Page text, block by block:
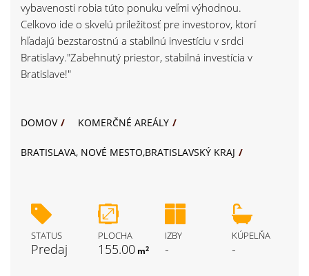
vybavenosti robia túto ponuku veľmi výhodnou.
Celkovo ide o skvelú príležitosť pre investorov, ktorí
hľadajú bezstarostnú a stabilnú investíciu v srdci
Bratislavy."Zabehnutý priestor, stabilná investícia v
Bratislave!"
DOMOV KOMERČNÉ AREÁLY
BRATISLAVA, NOVÉ MESTO,BRATISLAVSKÝ KRAJ
STATUS
Predaj
PLOCHA
155.00 m2
IZBY
-
KÚPELŇA
-